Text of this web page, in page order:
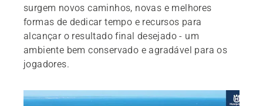
surgem novos caminhos, novas e melhores
formas de dedicar tempo e recursos para
alcançar o resultado final desejado - um
ambiente bem conservado e agradável para os
jogadores.